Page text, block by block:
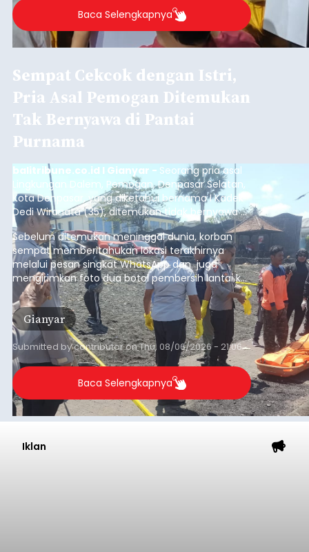
Baca Selengkapnya
Sempat Cekcok dengan Istri,
Pria Asal Pemogan Ditemukan
Tak Bernyawa di Pantai
Purnama
balitribune.co.id I Gianyar - Seorang pria asal
Lingkungan Dalem, Pemogan, Denpasar Selatan,
Kota Denpasar, yang diketahui bernama I Kadek
Dedi Wiranata (35), ditemukan tidak bernyawa di
pesisir Pantai Purnama, Sukawati.
Sebelum ditemukan meninggal dunia, korban
sempat memberitahukan lokasi terakhirnya
melalui pesan singkat WhatsApp dan juga
mengirimkan foto dua botol pembersih lantai ke
istrinya.
Gianyar
Submitted bycontributoronThu, 08/06/2026 - 21:06
Baca Selengkapnya
Iklan